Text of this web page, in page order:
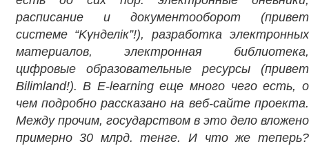
расписание и документооборот (привет
системе “Kγнделік”!), разработка электронных
материалов, электронная библиотека,
цифровые образовательные ресурсы (привет
Bilimland!). В E-learning еще много чего есть, о
чем подробно рассказано на веб-сайте проекта.
Между прочим, государством в это дело вложено
примерно 30 млрд. тенге. И что же теперь?